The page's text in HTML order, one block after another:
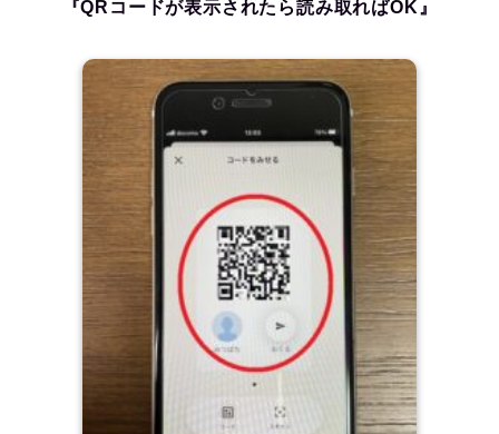
『QRコードが表示されたら読み取ればOK』